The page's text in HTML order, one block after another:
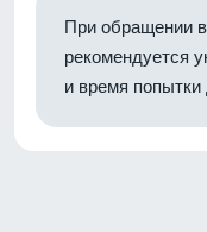
При обращении
рекомендуется
и время попытки